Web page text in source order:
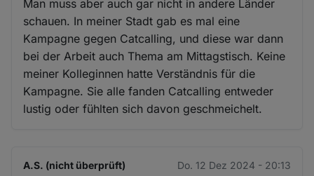
Man muss aber auch gar nicht in andere Länder
schauen. In meiner Stadt gab es mal eine
Kampagne gegen Catcalling, und diese war dann
bei der Arbeit auch Thema am Mittagstisch. Keine
meiner Kolleginnen hatte Verständnis für die
Kampagne. Sie alle fanden Catcalling entweder
lustig oder fühlten sich davon geschmeichelt.
A.S. (nicht überprüft) Do. 12 Dez 2024 - 20:13